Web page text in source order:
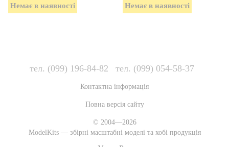
Немає в наявності Немає в наявності
тел. (099) 196-84-82 тел. (099) 054-58-37
Контактна інформація
Повна версія сайту
© 2004—2026
ModelKits — збірні масштабні моделі та хобі продукція